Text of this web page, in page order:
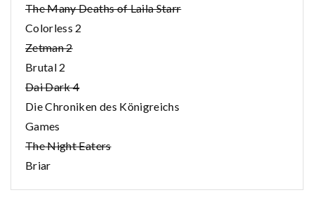
The Many Deaths of Laila Starr
Colorless 2
Zetman 2
Brutal 2
Dai Dark 4
Die Chroniken des Königreichs
Games
The Night Eaters
Briar